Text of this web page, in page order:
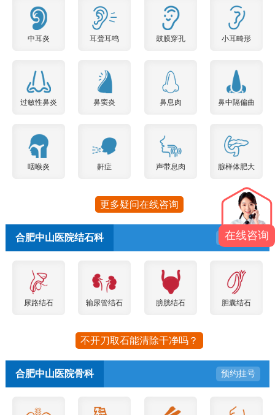
中耳炎 耳聋耳鸣 鼓膜穿孔 小耳畸形
过敏性鼻炎 鼻窦炎 鼻息肉 鼻中隔偏曲
咽喉炎 鼾症 声带息肉 腺样体肥大
更多疑问在线咨询
合肥中山医院结石科 预约挂号
尿路结石 输尿管结石 膀胱结石 胆囊结石
不开刀取石能清除干净吗？
合肥中山医院骨科 预约挂号
在线咨询